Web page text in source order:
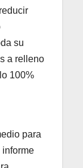
su
a relleno
100%
para
informe